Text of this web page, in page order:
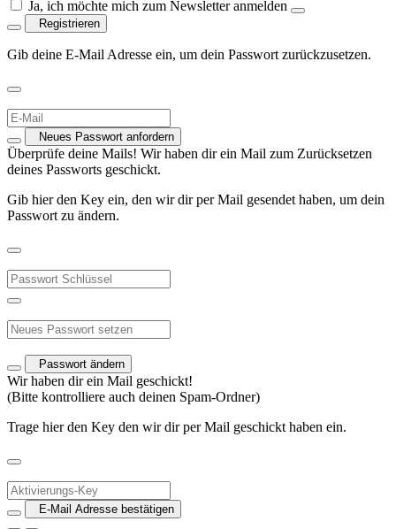
Ja, ich möchte mich zum Newsletter anmelden
Registrieren
Gib deine E-Mail Adresse ein, um dein Passwort zurückzusetzen.
Neues Passwort anfordern
Überprüfe deine Mails! Wir haben dir ein Mail zum Zurücksetzen
deines Passworts geschickt.
Gib hier den Key ein, den wir dir per Mail gesendet haben, um dein
Passwort zu ändern.
Passwort ändern
Wir haben dir ein Mail geschickt!
(Bitte kontrolliere auch deinen Spam-Ordner)
Trage hier den Key den wir dir per Mail geschickt haben ein.
E-Mail Adresse bestätigen